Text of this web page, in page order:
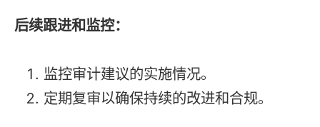
后续跟进和监控：
监控审计建议的实施情况。
定期复审以确保持续的改进和合规。